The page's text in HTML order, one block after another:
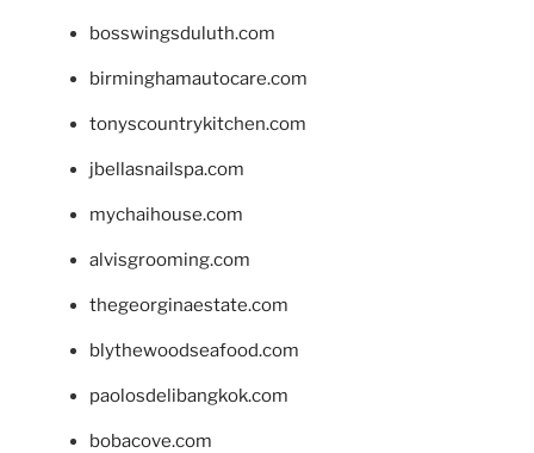
bosswingsduluth.com
birminghamautocare.com
tonyscountrykitchen.com
jbellasnailspa.com
mychaihouse.com
alvisgrooming.com
thegeorginaestate.com
blythewoodseafood.com
paolosdelibangkok.com
bobacove.com